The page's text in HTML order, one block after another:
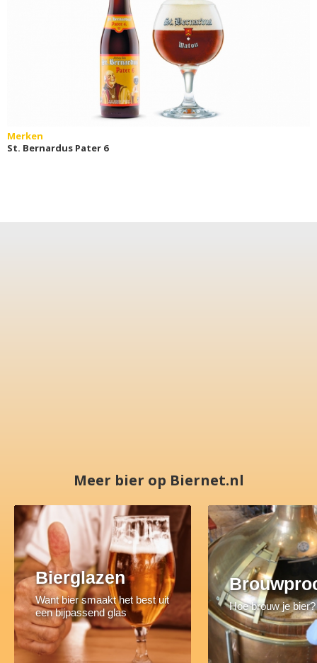
Merken
St. Bernardus Pater 6
Meer bier op Biernet.nl
Bierglazen
Want bier smaakt het best uit
een bijpassend glas
Hoe brouw je bier?